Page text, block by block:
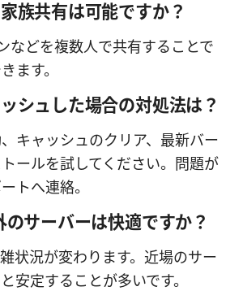
族共有は可能ですか？
などを複数人で共有することで
ます。
シュした場合の対処法は？
キャッシュのクリア、最新バー
ールを試してください。問題が
トへ連絡。
のサーバーは快適ですか？
状況が変わります。近場のサー
安定することが多いです。